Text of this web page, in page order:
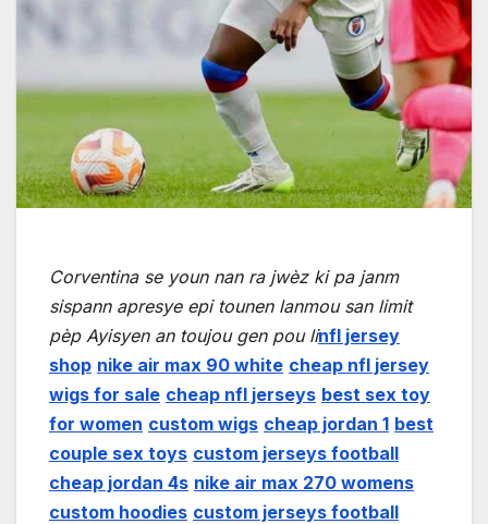
Corventina se youn nan ra jwèz ki pa janm
sispann apresye epi tounen lanmou san limit
pèp Ayisyen an toujou gen pou linfl jersey
shop nike air max 90 white cheap nfl jersey
wigs for sale cheap nfl jerseys best sex toy
for women custom wigs cheap jordan 1 best
couple sex toys custom jerseys football
cheap jordan 4s nike air max 270 womens
custom hoodies custom jerseys football